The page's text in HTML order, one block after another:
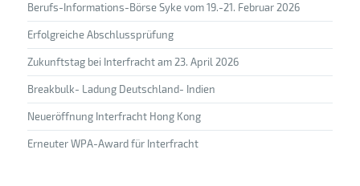
Berufs-Informations-Börse Syke vom 19.-21. Februar 2026
Erfolgreiche Abschlussprüfung
Zukunftstag bei Interfracht am 23. April 2026
Breakbulk- Ladung Deutschland- Indien
Neueröffnung Interfracht Hong Kong
Erneuter WPA-Award für Interfracht